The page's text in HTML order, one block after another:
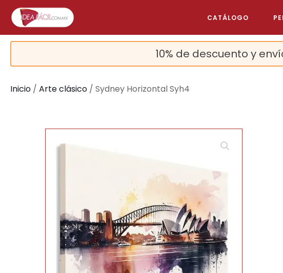
CATÁLOGO
10% de descuento y
Inicio / Arte clásico / Sydney Horizontal Syh4